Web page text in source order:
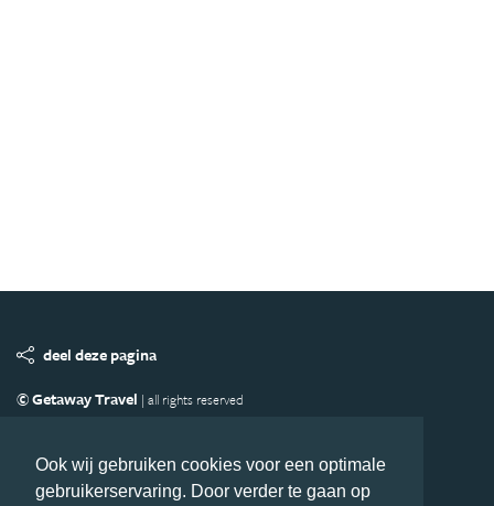
Ook wij gebruiken cookies voor een optimale
gebruikerservaring. Door verder te gaan op
deel deze pagina
© Getaway Travel | all rights reserved
Copyright
Privacy statement Disclaimer
Cookies
Volg MiddenAmerika.nl